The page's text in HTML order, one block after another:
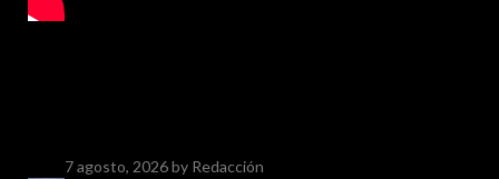
7 agosto, 2026by Redacción